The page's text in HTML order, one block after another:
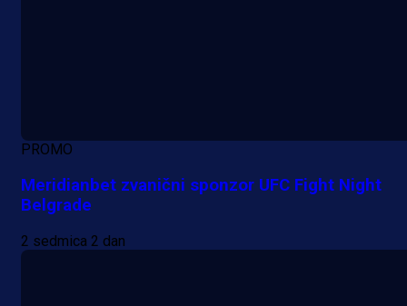
PROMO
Meridianbet zvanični sponzor UFC Fight Night
Belgrade
2 sedmica 2 dan